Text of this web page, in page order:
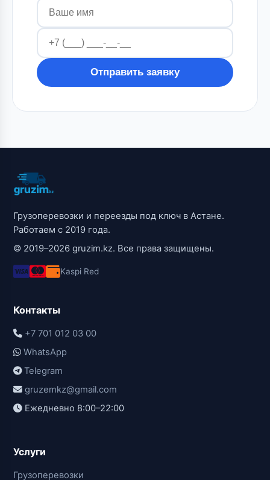
Отправить заявку
Грузоперевозки и переезды под ключ в Астане.
Работаем с 2019 года.
© 2019–2026 gruzim.kz. Все права защищены.
Kaspi Red
Контакты
+7 701 012 03 00
WhatsApp
Telegram
gruzemkz@gmail.com
Ежедневно 8:00–22:00
Услуги
Грузоперевозки